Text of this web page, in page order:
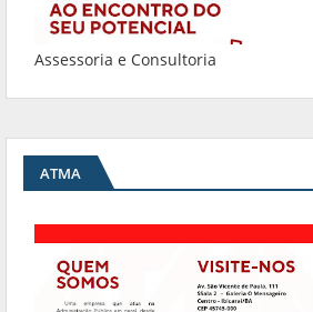
Assessoria e Consultoria
ATMA